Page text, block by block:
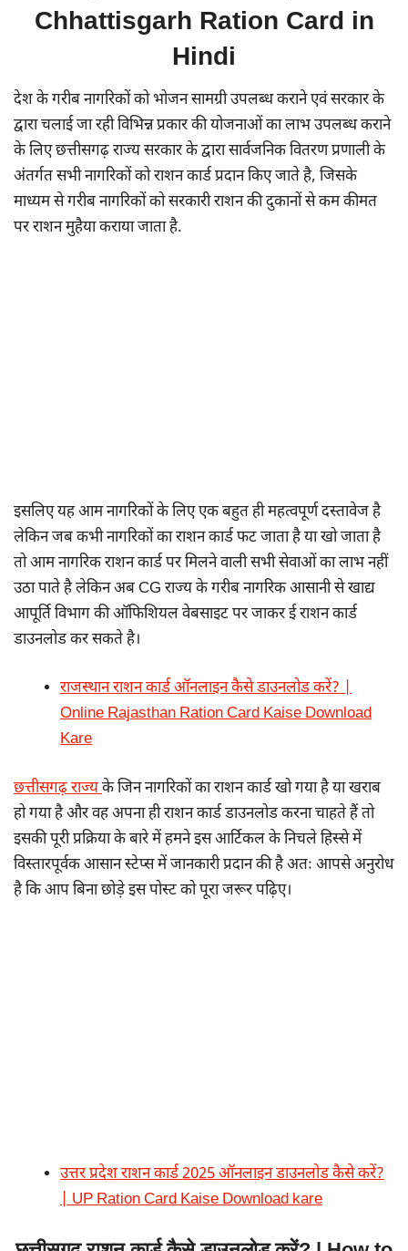
Chhattisgarh Ration Card in
Hindi
देश के गरीब नागरिकों को भोजन सामग्री उपलब्ध कराने एवं सरकार के
द्वारा चलाई जा रही विभिन्न प्रकार की योजनाओं का लाभ उपलब्ध कराने
के लिए छत्तीसगढ़ राज्य सरकार के द्वारा सार्वजनिक वितरण प्रणाली के
अंतर्गत सभी नागरिकों को राशन कार्ड प्रदान किए जाते है, जिसके
माध्यम से गरीब नागरिकों को सरकारी राशन की दुकानों से कम कीमत
पर राशन मुहैया कराया जाता है.
इसलिए यह आम नागरिकों के लिए एक बहुत ही महत्वपूर्ण दस्तावेज है
लेकिन जब कभी नागरिकों का राशन कार्ड फट जाता है या खो जाता है
तो आम नागरिक राशन कार्ड पर मिलने वाली सभी सेवाओं का लाभ नहीं
उठा पाते है लेकिन अब CG राज्य के गरीब नागरिक आसानी से खाद्य
आपूर्ति विभाग की ऑफिशियल वेबसाइट पर जाकर ई राशन कार्ड
डाउनलोड कर सकते है।
राजस्थान राशन कार्ड ऑनलाइन कैसे डाउनलोड करें? |
Online Rajasthan Ration Card Kaise Download
Kare
छत्तीसगढ़ राज्यके जिन नागरिकों का राशन कार्ड खो गया है या खराब
हो गया है और वह अपना ही राशन कार्ड डाउनलोड करना चाहते हैं तो
इसकी पूरी प्रक्रिया के बारे में हमने इस आर्टिकल के निचले हिस्से में
विस्तारपूर्वक आसान स्टेप्स में जानकारी प्रदान की है अतः आपसे अनुरोध
है कि आप बिना छोड़े इस पोस्ट को पूरा जरूर पढ़िए।
उत्तर प्रदेश राशन कार्ड 2025 ऑनलाइन डाउनलोड कैसे करें?
| UP Ration Card Kaise Download kare